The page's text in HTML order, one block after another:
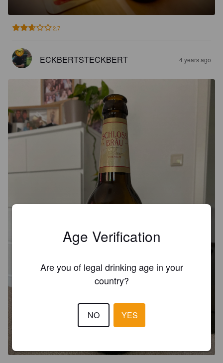
2.7
ECKBERTSTECKBERT 4 years ago
SCHLOSS BRÄU PILSNER
Age Verification
Are you of legal drinking age in your
country?
NO YES